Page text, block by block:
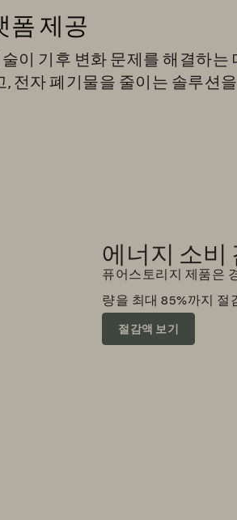
폼 제공
이 기후 변화 문제를 해결하는
전자 폐기물을 줄이는 솔루션
에너지 소비
퓨어스토리지 제품은
량을 최대 85%까지 절
절감액 보기